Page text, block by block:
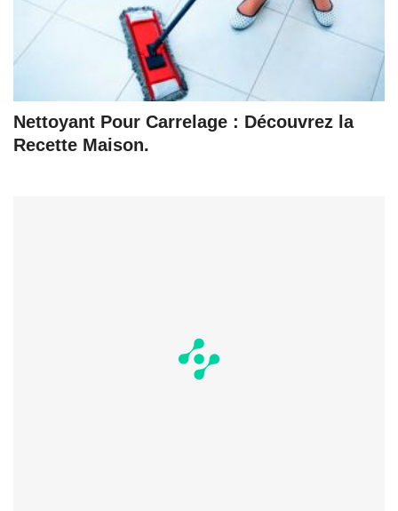
Nettoyant Pour Carrelage : Découvrez la
Recette Maison.